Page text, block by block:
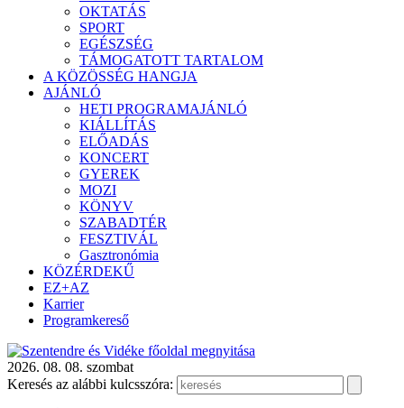
OKTATÁS
SPORT
EGÉSZSÉG
TÁMOGATOTT TARTALOM
A KÖZÖSSÉG HANGJA
AJÁNLÓ
HETI PROGRAMAJÁNLÓ
KIÁLLÍTÁS
ELŐADÁS
KONCERT
GYEREK
MOZI
KÖNYV
SZABADTÉR
FESZTIVÁL
Gasztronómia
KÖZÉRDEKŰ
EZ+AZ
Karrier
Programkereső
2026. 08. 08. szombat
Keresés az alábbi kulcsszóra: